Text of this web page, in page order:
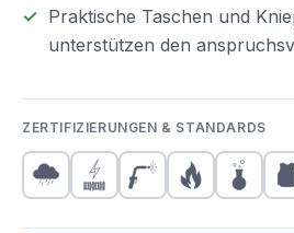
Praktische Taschen und
unterstützen den
ZERTIFIZIERUNGEN & STANDARDS